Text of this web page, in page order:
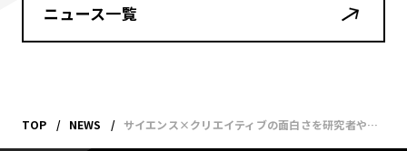
ニュース一覧
TOP NEWS サイエンス×クリエイティブの面白さを研究者やアーティストとともに探るイベント「センス・オブ・ワンダーを求めて」を開催──10月28日(土) @渋谷・100BANCH